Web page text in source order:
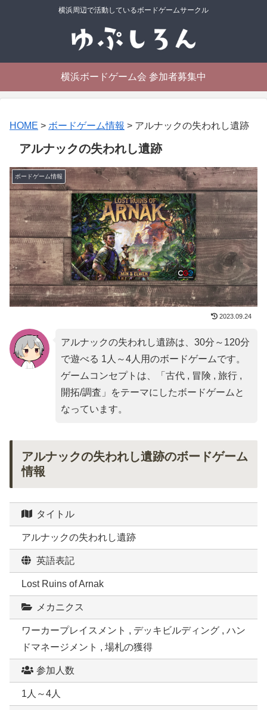
横浜周辺で活動しているボードゲームサークル
横浜ボードゲーム会 参加者募集中
HOME > ボードゲーム情報 > アルナックの失われし遺跡
アルナックの失われし遺跡
ボードゲーム情報
2023.09.24
アルナックの失われし遺跡は、30分～120分
で遊べる 1人～4人用のボードゲームです。
ゲームコンセプトは、「 古代 , 冒険 , 旅行 ,
開拓/調査 」をテーマにしたボードゲームと
なっています。
アルナックの失われし遺跡のボードゲーム
情報
タイトル
アルナックの失われし遺跡
英語表記
Lost Ruins of Arnak
メカニクス
ワーカープレイスメント , デッキビルディング , ハン
ドマネージメント , 場札の獲得
参加人数
1人～4人